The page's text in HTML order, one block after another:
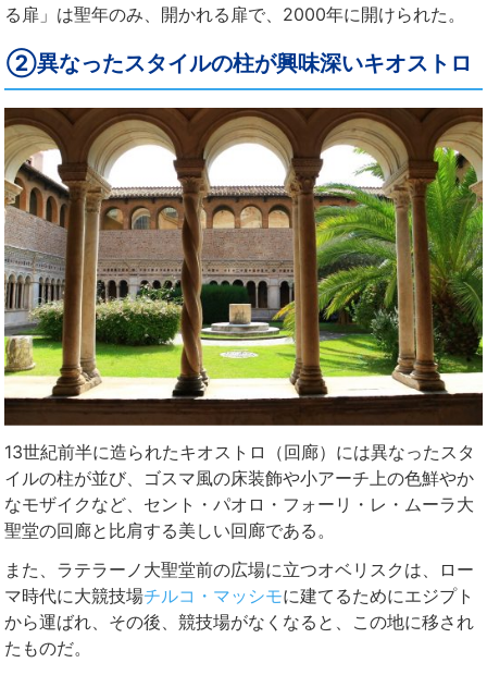
る扉」は聖年のみ、開かれる扉で、2000年に開けられた。
②異なったスタイルの柱が興味深いキオストロ
13世紀前半に造られたキオストロ（回廊）には異なったスタ
イルの柱が並び、ゴスマ風の床装飾や小アーチ上の色鮮やか
なモザイクなど、セント・パオロ・フォーリ・レ・ムーラ大
聖堂の回廊と比肩する美しい回廊である。
また、ラテラーノ大聖堂前の広場に立つオベリスクは、ロー
マ時代に大競技場チルコ・マッシモに建てるためにエジプト
から運ばれ、その後、競技場がなくなると、この地に移され
たものだ。